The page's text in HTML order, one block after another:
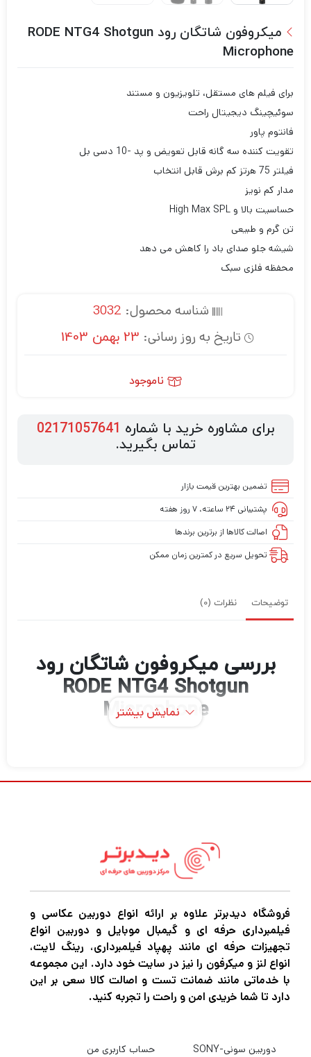
میکروفون شاتگان رود RODE NTG4 Shotgun
Microphone
برای فیلم های مستقل، تلویزیون و مستند
سوئیچینگ دیجیتال راحت
فانتوم پاور
تقویت کننده سه گانه قابل تعویض و پد -10 دسی بل
فیلتر 75 هرتز کم برش قابل انتخاب
مدار کم نویز
حساسیت بالا و High Max SPL
تن گرم و طبیعی
شیشه جلو صدای باد را کاهش می دهد
محفظه فلزی سبک
شناسه محصول: 3032
تاریخ به روز رسانی: 23 بهمن 1403
ناموجود
برای مشاوره خرید با شماره 02171057641
تماس بگیرید.
تضمین بهترین قیمت بازار
پشتیبانی ۲۴ ساعته، ۷ روز هفته
اصالت کالاها از برترین برندها
تحویل سریع در کمترین زمان ممکن
توضیحات نظرات (0)
بررسی میکروفون شاتگان رود
RODE NTG4 Shotgun
Microphone
کنید . ویژگی‌های تخصصی مانند مدارهای
کم‌نویز، تنظیمات پد و فرکانس با قابلیت سوئیچ
دیجیتال، و حداقل نویز مدیریتی، نیاز به تعمیر و
بازیابی صدا را در پست تولید کاهش می‌دهد.
حساسیت بالا NTG4 به آن اجازه می دهد تا
سطوح خروجی قوی را بدون نیاز به اعمال افزایش
شدید در پیش تقویت کننده میکروفون شما
شیب ملایم آن در فرکانس‌های بالا و فیلتر پایین
نمایش بیشتر
فروشگاه دیدبرتر علاوه بر ارائه انواع دوربین عکاسی و
فیلمبرداری حرفه ای و گیمبال موبایل و دوربین انواع
تجهیزات حرفه ای مانند پهپاد فیلمبرداری، رینگ لایت،
انواع لنز و میکرفون را نیز در سایت خود دارد. این مجموعه
با خدماتی مانند ضمانت تست و اصالت کالا سعی بر این
دارد تا شما خریدی امن و راحت را تجربه کنید.
دوربین سونی-SONY حساب کاربری من